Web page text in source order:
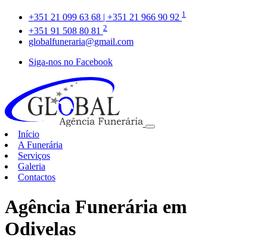
+351 21 099 63 68 | +351 21 966 90 92 1
+351 91 508 80 81 2
globalfuneraria@gmail.com
Siga-nos no Facebook
Início
A Funerária
Serviços
Galeria
Contactos
Agência Funerária em
Odivelas